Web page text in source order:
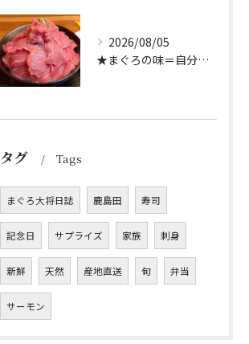
2026/08/05
★まぐろの味＝自分好み？★
タグ Tags
まぐろ大将日誌 鹿島田 寿司
記念日 サプライズ 家族 刺身
新鮮 天然 産地直送 旬 弁当
サーモン